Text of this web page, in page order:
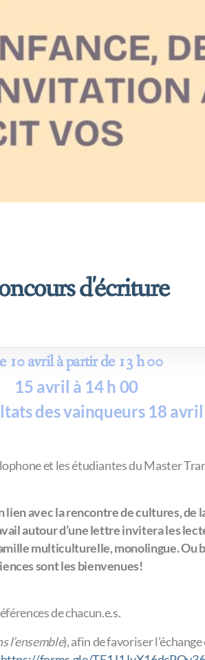
d'écriture
10 avril à partir de13 h 00
15 avril à 14 h 00
des vainqueurs 18
et les étudiantes du Master
avec la rencontre de cultures, de
autour d’une lettre invitera les
multiculturelle, monolingue. Ou
sont les bienvenues!
de chacun.e.s.
l’ensemble), afin de favoriser